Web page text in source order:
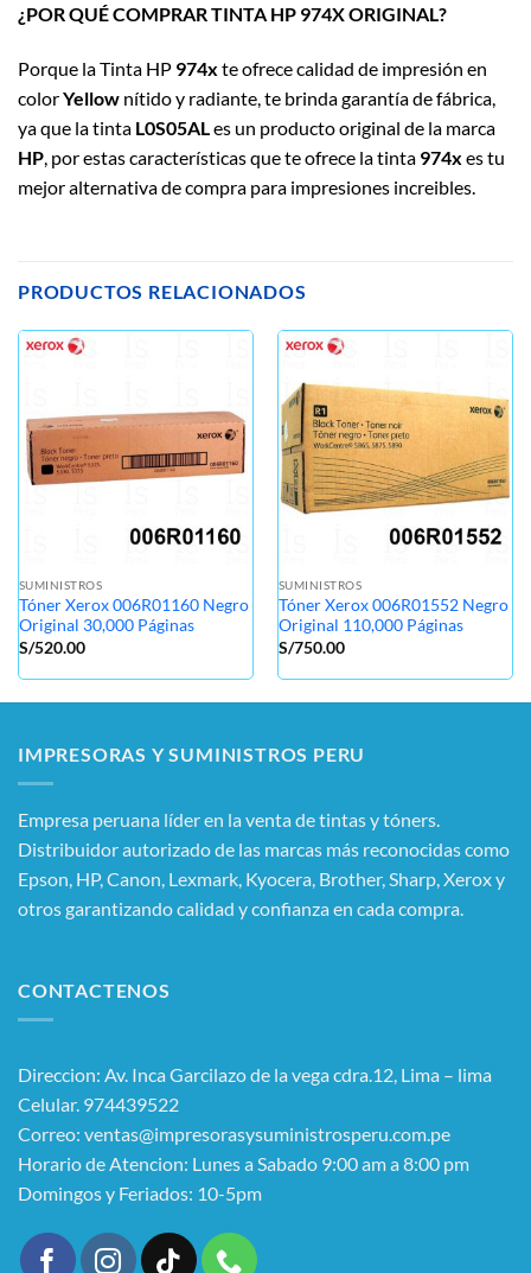
¿POR QUÉ COMPRAR TINTA HP 974X ORIGINAL?
Porque la Tinta HP 974x te ofrece calidad de impresión en
colorYellow nítido y radiante, te brinda garantía de fábrica,
ya que la tinta L0S05AL es un producto original de la marca
HP , por estas características que te ofrece la tinta 974x es tu
mejor alternativa de compra para impresiones increibles.
PRODUCTOS RELACIONADOS
SUMINISTROS
Tóner Xerox 006R01160 Negro
Original 30,000 Páginas
S/520.00
SUMINISTROS
Tóner Xerox 006R01552 Negro
Original 110,000 Páginas
S/750.00
IMPRESORAS Y SUMINISTROS PERU
Empresa peruana líder en la venta de tintas y tóners.
Distribuidor autorizado de las marcas más reconocidas como
Epson, HP, Canon, Lexmark, Kyocera, Brother, Sharp, Xerox y
otros garantizando calidad y confianza en cada compra.
CONTACTENOS
Direccion: Av. Inca Garcilazo de la vega cdra.12, Lima – lima
Celular. 974439522
Correo: ventas@impresorasysuministrosperu.com.pe
Horario de Atencion: Lunes a Sabado 9:00 am a 8:00 pm
Domingos y Feriados: 10-5pm